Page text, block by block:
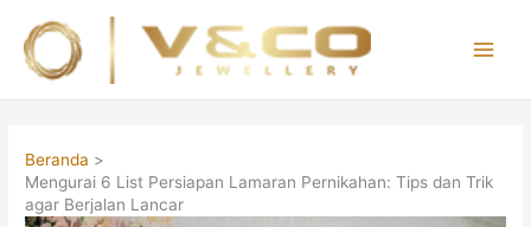
konten
Beranda
Mengurai 6 List Persiapan Lamaran Pernikahan: Tips dan Trik
agar Berjalan Lancar